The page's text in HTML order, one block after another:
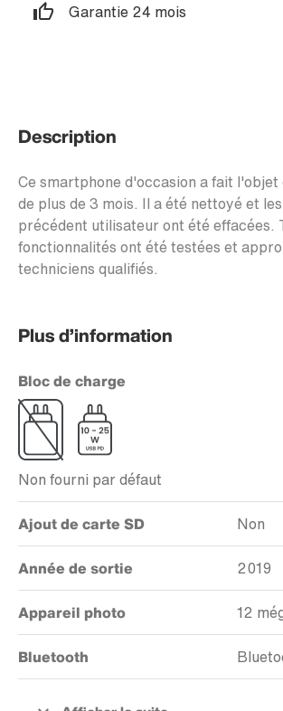
Garantie 24 mois
Description
Ce smartphone d'occasion a fait
de plus de 3 mois. Il a été nettoyé et
précédent utilisateur ont été effacées.
fonctionnalités ont été testées et
techniciens qualifiés.
Plus d’information
Bloc de charge
Non fourni par défaut
Ajout de carte SD Non
Année de sortie 2019
Appareil photo 12
Bluetooth